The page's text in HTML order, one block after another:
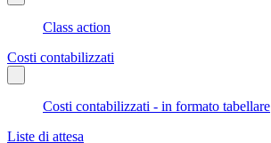
Class action
Costi contabilizzati
Costi contabilizzati - in formato tabellare
Liste di attesa